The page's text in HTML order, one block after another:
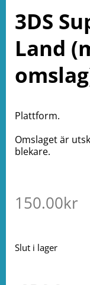
3DS
Land
Plattform.
Omslaget är
blekare.
150.00kr
Slut i lager